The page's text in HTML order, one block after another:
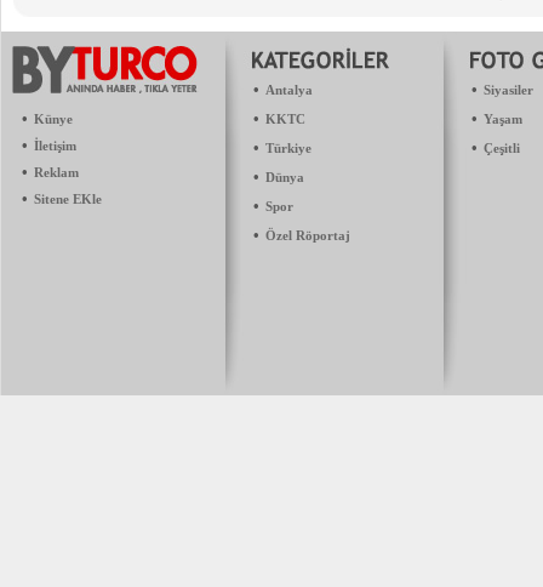
• Künye
• İletişim
• Reklam
• Sitene EKle
• Antalya
• KKTC
• Türkiye
• Dünya
• Spor
• Özel Röportaj
• Siyasiler
• Yaşam
• Çeşitli